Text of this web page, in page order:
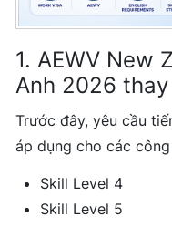
1. AEWV New
Anh 2026
Trước đây, yêu cầu
áp dụng cho các
Skill Level 4
Skill Level 5